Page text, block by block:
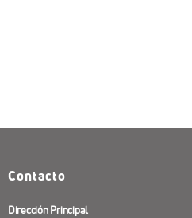
Contacto
Dirección Principal